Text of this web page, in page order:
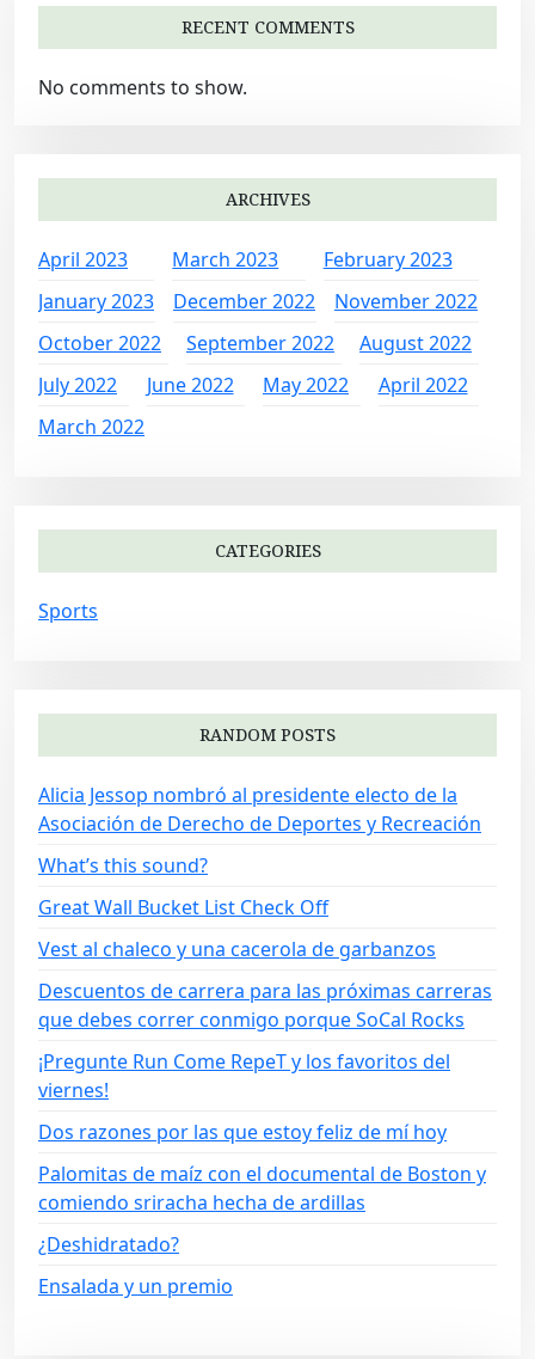
RECENT COMMENTS
No comments to show.
ARCHIVES
April 2023 March 2023
February 2023
January 2023
December 2022
November 2022
October 2022
September 2022
August 2022
July 2022
June 2022 May 2022
April 2022
March 2022
CATEGORIES
Sports
RANDOM POSTS
Alicia Jessop nombró al presidente electo de la
Asociación de Derecho de Deportes y Recreación
What’s this sound?
Great Wall Bucket List Check Off
Vest al chaleco y una cacerola de garbanzos
Descuentos de carrera para las próximas carreras
que debes correr conmigo porque SoCal Rocks
¡Pregunte Run Come RepeT y los favoritos del
viernes!
Dos razones por las que estoy feliz de mí hoy
Palomitas de maíz con el documental de Boston y
comiendo sriracha hecha de ardillas
¿Deshidratado?
Ensalada y un premio